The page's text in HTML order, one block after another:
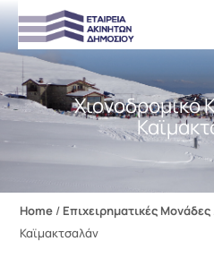
Χιονοδρομικό
Home / Επιχειρηματικές Μονάδες
Καϊμακτσαλάν